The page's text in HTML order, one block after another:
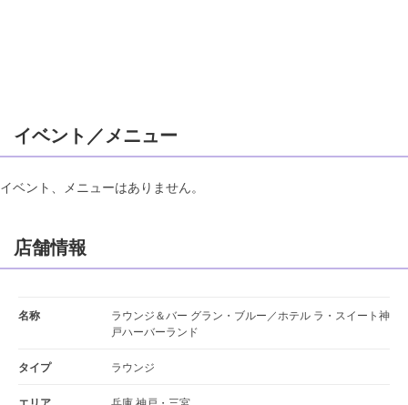
イベント／メニュー
イベント、メニューはありません。
店舗情報
名称
ラウンジ＆バー グラン・ブルー／ホテル ラ・スイート神
戸ハーバーランド
タイプ ラウンジ
兵庫 神戸・三宮